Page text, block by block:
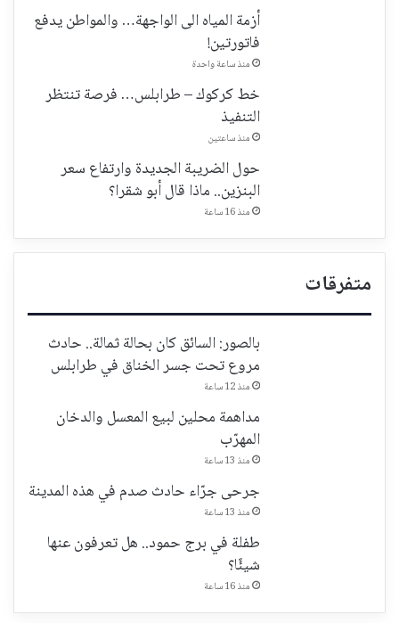
أزمة المياه الى الواجهة… والمواطن يدفع
فاتورتين!
منذ ساعة واحدة
خط كركوك – طرابلس… فرصة تنتظر
التنفيذ
منذ ساعتين
حول الضريبة الجديدة وارتفاع سعر
البنزين.. ماذا قال أبو شقرا؟
منذ 16 ساعة
متفرقات
بالصور: السائق كان بحالة ثمالة.. حادث
مروع تحت جسر الخناق في طرابلس
منذ 12 ساعة
مداهمة محلين لبيع المعسل والدخان
المهرّب
منذ 13 ساعة
جرحى جرّاء حادث صدم في هذه المدينة
منذ 13 ساعة
طفلة في برج حمود.. هل تعرفون عنها
شيئًا؟
منذ 16 ساعة